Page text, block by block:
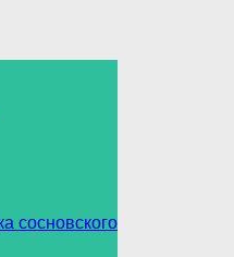
сосновского